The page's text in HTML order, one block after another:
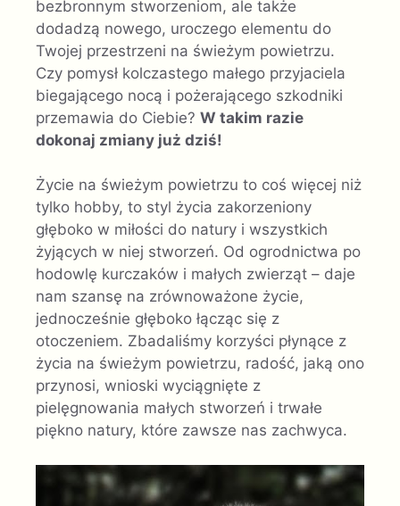
bezbronnym stworzeniom, ale także
dodadzą nowego, uroczego elementu do
Twojej przestrzeni na świeżym powietrzu.
Czy pomysł kolczastego małego przyjaciela
biegającego nocą i pożerającego szkodniki
przemawia do Ciebie? W takim razie
dokonaj zmiany już dziś!
Życie na świeżym powietrzu to coś więcej niż
tylko hobby, to styl życia zakorzeniony
głęboko w miłości do natury i wszystkich
żyjących w niej stworzeń. Od ogrodnictwa po
hodowlę kurczaków i małych zwierząt – daje
nam szansę na zrównoważone życie,
jednocześnie głęboko łącząc się z
otoczeniem. Zbadaliśmy korzyści płynące z
życia na świeżym powietrzu, radość, jaką ono
przynosi, wnioski wyciągnięte z
pielęgnowania małych stworzeń i trwałe
piękno natury, które zawsze nas zachwyca.